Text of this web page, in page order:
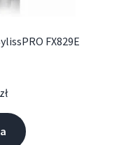
FX829E
zł